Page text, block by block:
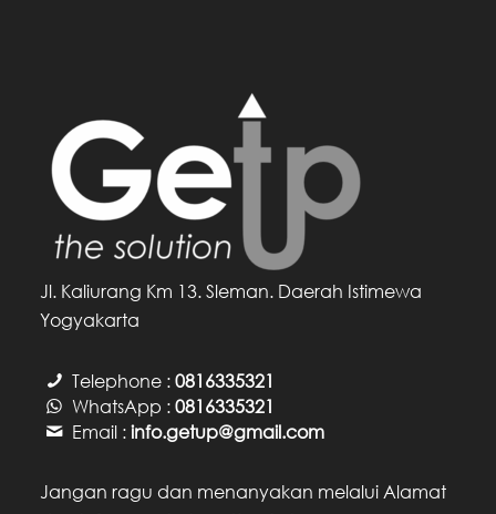
Jl. Kaliurang Km 13. Sleman. Daerah Istimewa
Yogyakarta
Telephone :0816335321
WhatsApp :0816335321
Email :info.getup@gmail.com
Jangan ragu dan menanyakan melalui Alamat